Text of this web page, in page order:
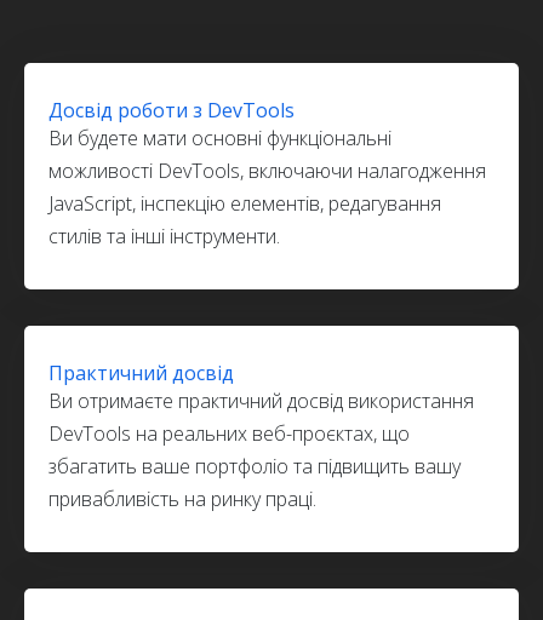
Досвід роботи з DevTools
Ви будете мати основні функціональні
можливості DevTools, включаючи налагодження
JavaScript, інспекцію елементів, редагування
стилів та інші інструменти.
Практичний досвід
Ви отримаєте практичний досвід використання
DevTools на реальних веб-проєктах, що
збагатить ваше портфоліо та підвищить вашу
привабливість на ринку праці.